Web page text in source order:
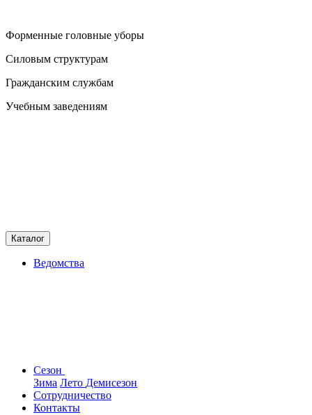
Форменные головные уборы
Силовым структурам
Гражданским службам
Учебным заведениям
Каталог
Ведомства
Сезон
Зима Лето Демисезон
Сотрудничество
Контакты